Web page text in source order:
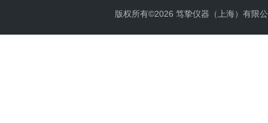
版权所有©2026 笃挚仪器（上海）有限